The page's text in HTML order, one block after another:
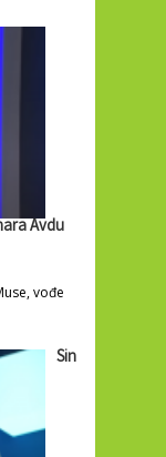
Avdu
vođe
Sin